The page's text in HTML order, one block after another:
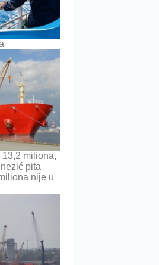
13,2 miliona,
pita
nije u